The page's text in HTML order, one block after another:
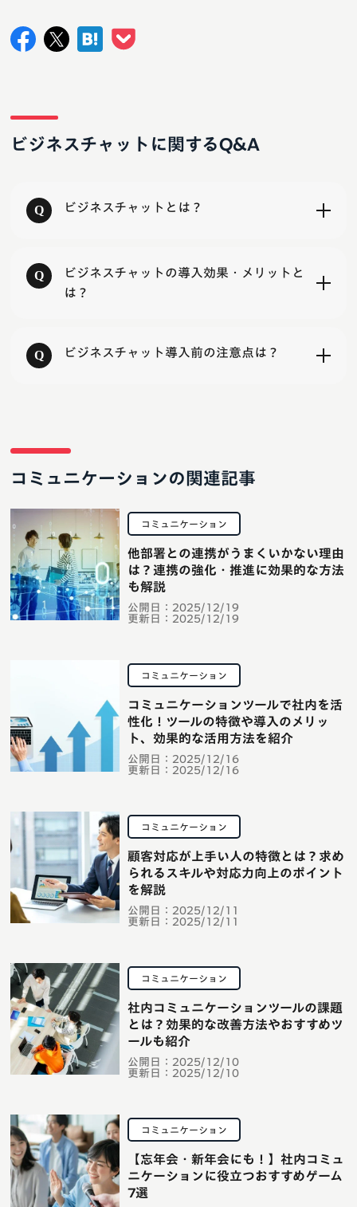
ビジネスチャットに関するQ&A
ビジネスチャットとは？
ビジネスチャットの導入効果・メリットと
は？
ビジネスチャット導入前の注意点は？
コミュニケーションの関連記事
コミュニケーション
公開日： 2025/12/19
更新日： 2025/12/19
他部署との連携がうまくいかない理由
は？連携の強化・推進に効果的な方法
も解説
コミュニケーション
公開日： 2025/12/16
更新日： 2025/12/16
コミュニケーションツールで社内を活
性化！ツールの特徴や導入のメリッ
ト、効果的な活用方法を紹介
コミュニケーション
公開日： 2025/12/11
更新日： 2025/12/11
顧客対応が上手い人の特徴とは？求め
られるスキルや対応力向上のポイント
を解説
コミュニケーション
公開日： 2025/12/10
更新日： 2025/12/10
社内コミュニケーションツールの課題
とは？効果的な改善方法やおすすめツ
ールも紹介
コミュニケーション
【忘年会・新年会にも！】社内コミュ
ニケーションに役立つおすすめゲーム
7選